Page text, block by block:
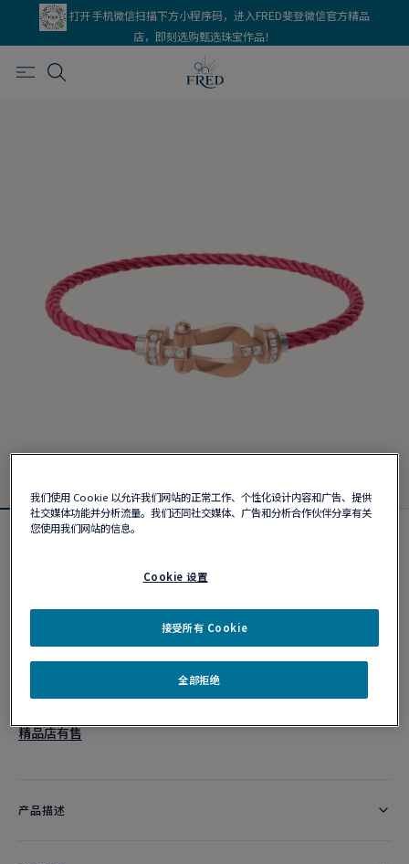
打开手机微信扫描下方小程序码，进入FRED斐登微信官方精品
店，即刻选购甄选珠宝作品！
个性化定制
作品编号
精品店有售
产品描述
我们使用 Cookie 以允许我们网站的正常工作、个性化设计内容和广告、提供
社交媒体功能并分析流量。我们还同社交媒体、广告和分析合作伙伴分享有关
您使用我们网站的信息。
Cookie 设置
全部拒绝
接受所有 Cookie